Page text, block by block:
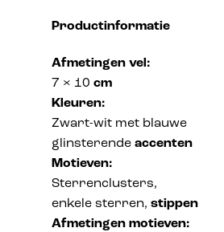
Productinformatie
Afmetingen vel:
7 × 10 cm
Kleuren:
Zwart-wit met blauwe
glinsterende accenten
Motieven:
Sterrenclusters,
enkele sterren, stippen
Afmetingen motieven: